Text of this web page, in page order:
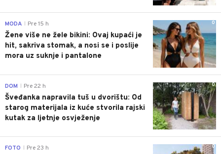
0
MODA Pre 15 h
Žene više ne žele bikini: Ovaj kupaći je
hit, sakriva stomak, a nosi se i poslije
mora uz suknje i pantalone
0
DOM Pre 22 h
Šveđanka napravila tuš u dvorištu: Od
starog materijala iz kuće stvorila rajski
kutak za ljetnje osvježenje
0
FOTO Pre 23 h